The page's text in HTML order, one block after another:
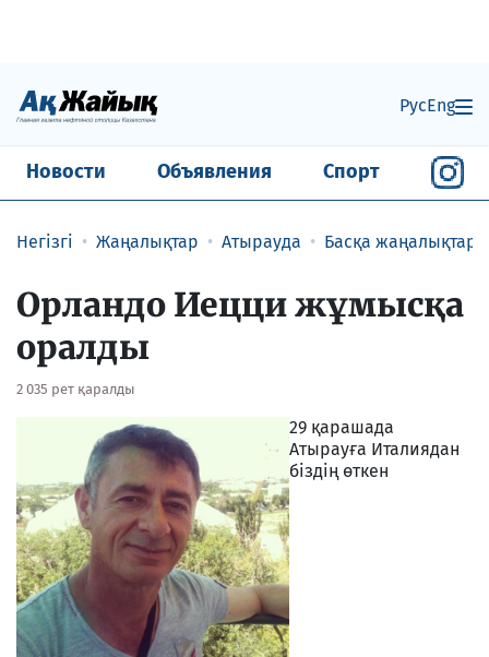
РусEng
Новости Объявления Спорт
Негізгі Жаңалықтар Атырауда Басқа жаңалықтар
Орландо Иецци жұмысқа
оралды
2 035 рет қаралды
29 қарашада
Атырауға Италиядан
біздің өткен